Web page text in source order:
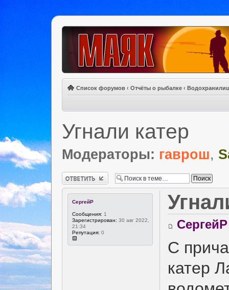
Список форумов ‹ Отчёты о рыбалке ‹
Угнали катер
Модераторы: гаврош,
Ответить
СергейР
Сообщения: 1
Зарегистрирован: 30 авг 2022,
21:34
Репутация: 0
СергейР
С
катер